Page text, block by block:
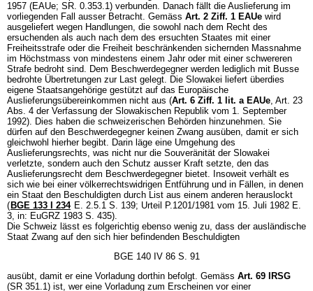
1957 (EAUe; SR. 0.353.1) verbunden. Danach fällt die Auslieferung im
vorliegenden Fall ausser Betracht. Gemäss Art. 2 Ziff. 1 EAUe wird
ausgeliefert wegen Handlungen, die sowohl nach dem Recht des
ersuchenden als auch nach dem des ersuchten Staates mit einer
Freiheitsstrafe oder die Freiheit beschränkenden sichernden Massnahme
im Höchstmass von mindestens einem Jahr oder mit einer schwereren
Strafe bedroht sind. Dem Beschwerdegegner werden lediglich mit Busse
bedrohte Übertretungen zur Last gelegt. Die Slowakei liefert überdies
eigene Staatsangehörige gestützt auf das Europäische
Auslieferungsübereinkommen nicht aus (Art. 6 Ziff. 1 lit. a EAUe, Art. 23
Abs. 4 der Verfassung der Slowakischen Republik vom 1. September
1992). Dies haben die schweizerischen Behörden hinzunehmen. Sie
dürfen auf den Beschwerdegegner keinen Zwang ausüben, damit er sich
gleichwohl hierher begibt. Darin läge eine Umgehung des
Auslieferungsrechts, was nicht nur die Souveränität der Slowakei
verletzte, sondern auch den Schutz ausser Kraft setzte, den das
Auslieferungsrecht dem Beschwerdegegner bietet. Insoweit verhält es
sich wie bei einer völkerrechtswidrigen Entführung und in Fällen, in denen
ein Staat den Beschuldigten durch List aus einem anderen herauslockt
( BGE 133 I 234 E. 2.5.1 S. 139; Urteil P.1201/1981 vom 15. Juli 1982 E.
3, in: EuGRZ 1983 S. 435).
Die Schweiz lässt es folgerichtig ebenso wenig zu, dass der ausländische
Staat Zwang auf den sich hier befindenden Beschuldigten
BGE 140 IV 86 S. 91
ausübt, damit er eine Vorladung dorthin befolgt. Gemäss Art. 69 IRSG
(SR 351.1) ist, wer eine Vorladung zum Erscheinen vor einer